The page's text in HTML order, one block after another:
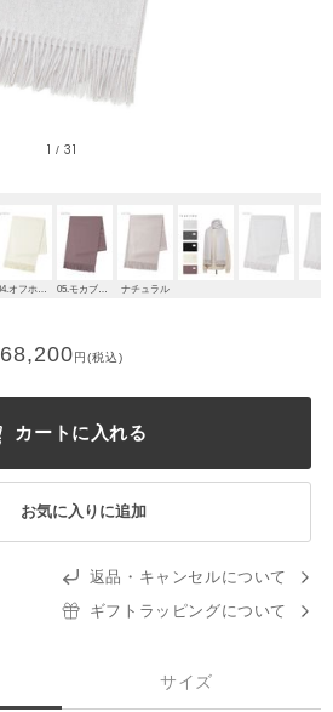
1 /31
ナチュラル
68,200円(税込)
カートに入れる
お気に入りに追加
返品・キャンセルについて
ギフトラッピングについて
サイズ